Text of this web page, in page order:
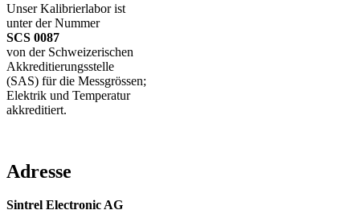
Unser Kalibrierlabor ist
unter der Nummer
SCS 0087
von der Schweizerischen
Akkreditierungsstelle
(SAS) für die Messgrössen;
Elektrik und Temperatur
akkreditiert.
Adresse
Sintrel Electronic AG